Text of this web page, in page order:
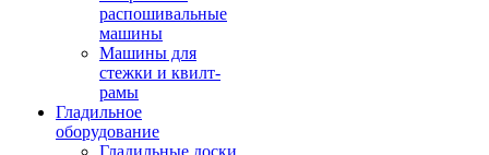
распошивальные
машины
Машины для
стежки и квилт-
рамы
Гладильное
оборудование
Гладильные доски